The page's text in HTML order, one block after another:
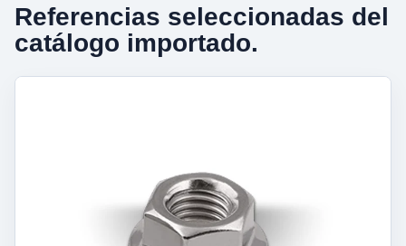
Referencias seleccionadas del
catálogo importado.